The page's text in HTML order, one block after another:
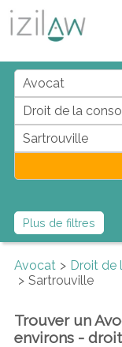
jdadi
fl
Plus de filtres
Avocat Droit de
Sartrouville
Trouver un
environs -